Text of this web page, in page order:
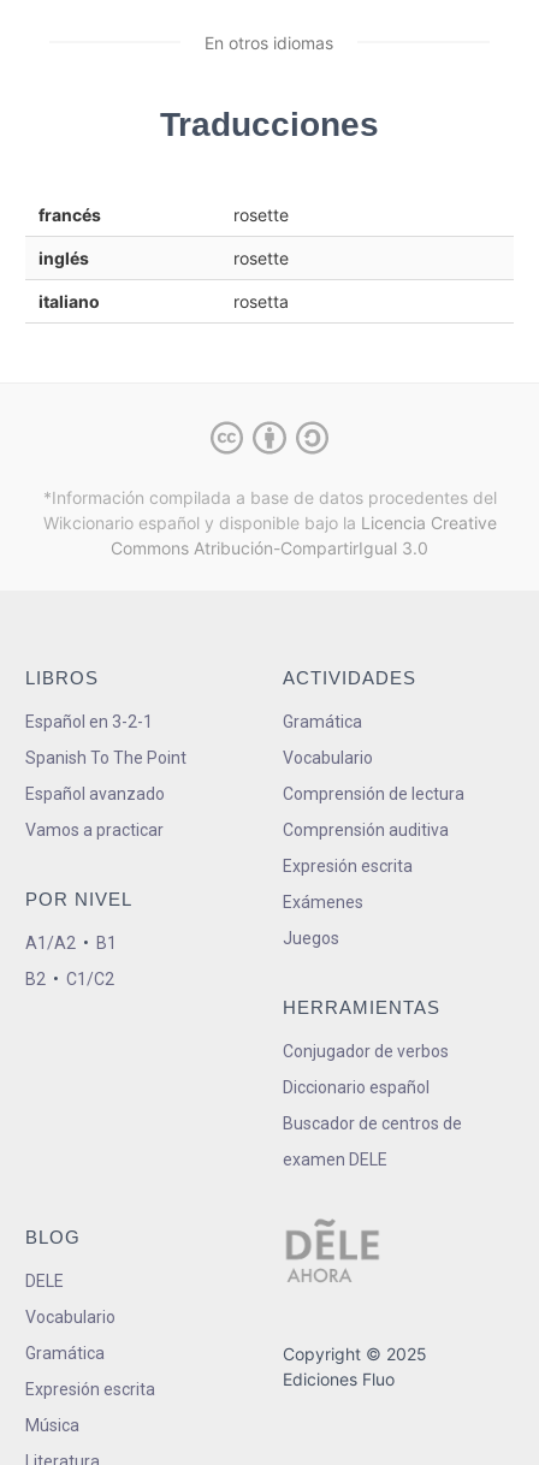
En otros idiomas
Traducciones
francés rosette
inglés rosette
italiano rosetta
*Información compilada a base de datos procedentes del
Wikcionario español y disponible bajo la Licencia Creative
Commons Atribución-CompartirIgual 3.0
LIBROS
Español en 3-2-1
Spanish To The Point
Español avanzado
Vamos a practicar
POR NIVEL
A1/A2 • B1
B2 • C1/C2
ACTIVIDADES
Gramática
Vocabulario
Comprensión de lectura
Comprensión auditiva
Expresión escrita
Exámenes
Juegos
HERRAMIENTAS
Conjugador de verbos
Diccionario español
Buscador de centros de
examen DELE
BLOG
DELE
Vocabulario
Gramática
Expresión escrita
Música
Copyright © 2025
Ediciones Fluo